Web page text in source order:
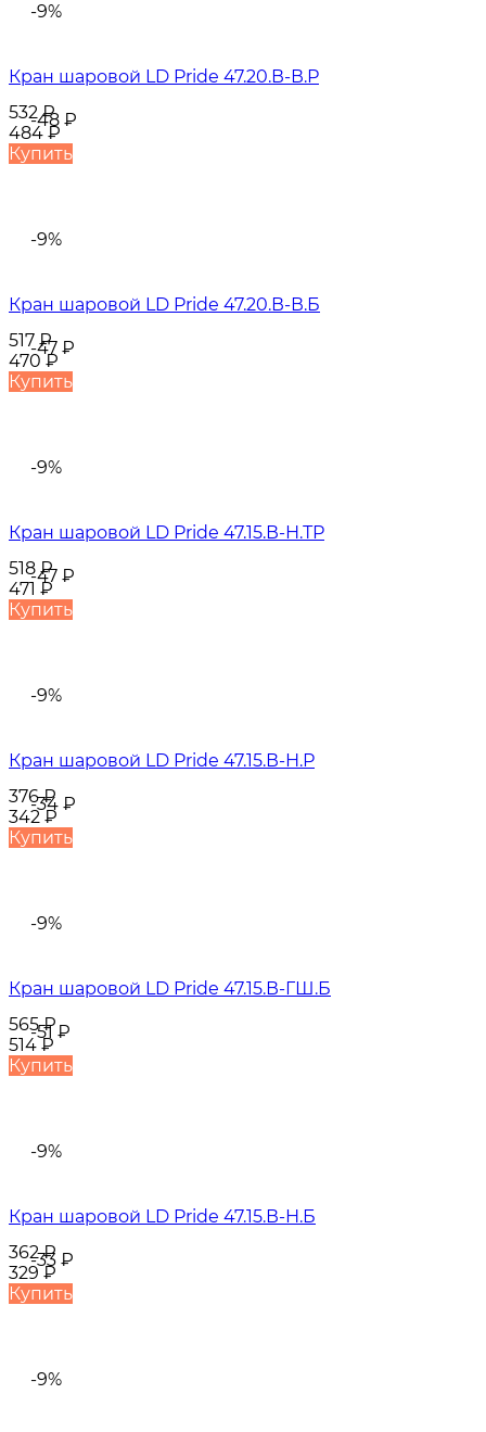
-9%
-48 ₽
Кран шаровой LD Pride 47.20.В-В.Р
532₽
484₽
Купить
-9%
-47 ₽
Кран шаровой LD Pride 47.20.В-В.Б
517 ₽
470₽
Купить
-9%
-47 ₽
Кран шаровой LD Pride 47.15.В-Н.ТР
518 ₽
471 ₽
Купить
-9%
-34 ₽
Кран шаровой LD Pride 47.15.В-Н.Р
376₽
342₽
Купить
-9%
-51₽
Кран шаровой LD Pride 47.15.В-ГШ.Б
565₽
514₽
Купить
-9%
-33 ₽
Кран шаровой LD Pride 47.15.В-Н.Б
362₽
329₽
Купить
-9%